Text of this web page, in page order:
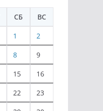
СБ ВС
1 2
8 9
15 16
22 23